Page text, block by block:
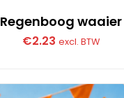
Regenboog waaier
€2.23 excl. BTW